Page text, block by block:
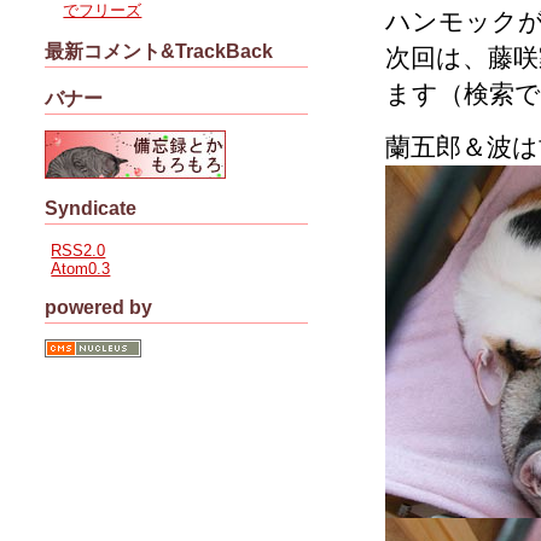
ハンモック
次回は、藤
ます（検索
蘭五郎＆波
でフリーズ
最新コメント&TrackBack
バナー
Syndicate
RSS2.0
Atom0.3
powered by